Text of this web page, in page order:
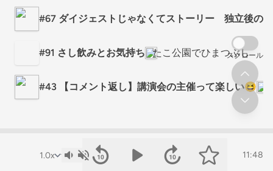
11:48
#67 ダイジェストじゃなくてストーリー 独立後の
#91 さし飲みとお気持ち たこ公園でひまつぶし
#43 【コメント返し】講演会の主催って楽しい😆
スクロール